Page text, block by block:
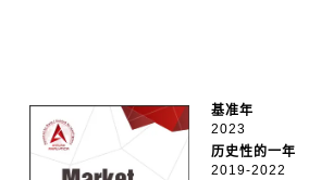
基准年
2023
历史性的一年
2019-2022